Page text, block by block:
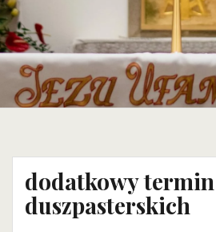
dodatkowy
duszpasterskich